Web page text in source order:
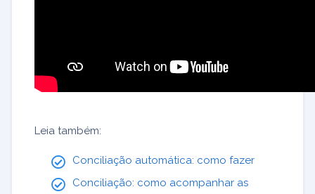
Leia também:
Conciliação automática: como fazer
Conciliação: como acompanhar as